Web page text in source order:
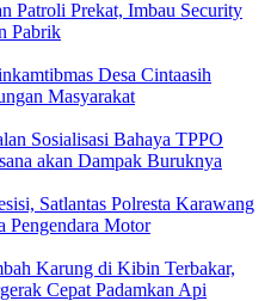
Patroli Prekat, Imbau Security
Pabrik
Desa Cintaasih
Masyarakat
Sosialisasi Bahaya TPPO
akan Dampak Buruknya
Satlantas Polresta Karawang
Pengendara Motor
Karung di Kibin Terbakar,
Cepat Padamkan Api